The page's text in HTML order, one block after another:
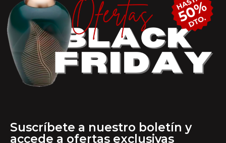
Suscríbete a nuestro boletín y
accede a ofertas exclusivas